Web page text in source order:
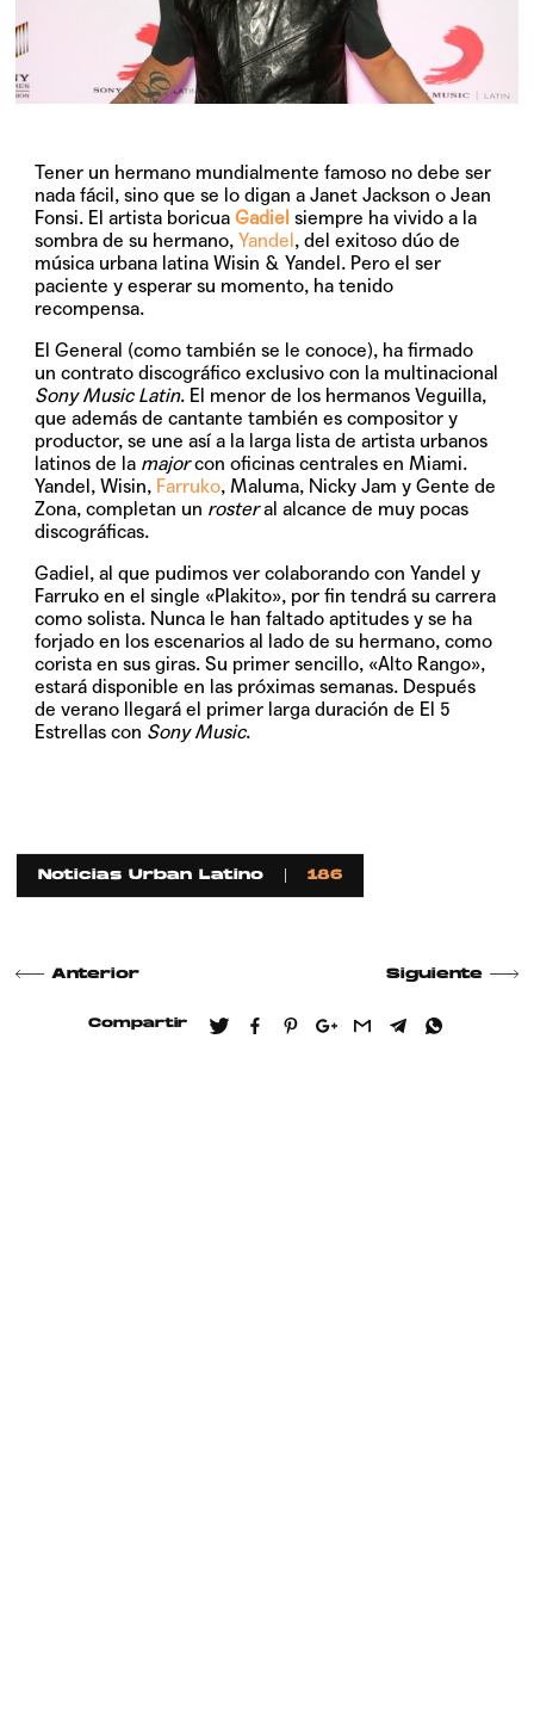
Tener un hermano mundialmente famoso no debe ser
nada fácil, sino que se lo digan a Janet Jackson o Jean
Fonsi. El artista boricuaGadiel siempre ha vivido a la
sombra de su hermano,Yandel, del exitoso dúo de
música urbana latina Wisin & Yandel. Pero el ser
paciente y esperar su momento, ha tenido
recompensa.
El General (como también se le conoce), ha firmado
un contrato discográfico exclusivo con la multinacional
Sony Music Latin. El menor de los hermanos Veguilla,
que además de cantante también es compositor y
productor, se une así a la larga lista de artista urbanos
latinos de la majorcon oficinas centrales en Miami.
Yandel, Wisin, Farruko, Maluma, Nicky Jam y Gente de
Zona, completan un rosteral alcance de muy pocas
discográficas.
Gadiel, al que pudimos ver colaborando con Yandel y
Farruko en el single «Plakito», por fin tendrá su carrera
como solista. Nunca le han faltado aptitudes y se ha
forjado en los escenarios al lado de su hermano, como
corista en sus giras. Su primer sencillo, «Alto Rango»,
estará disponible en las próximas semanas. Después
de verano llegará el primer larga duración de El 5
Estrellas con Sony Music.
Noticias Urban Latino 186
Anterior Siguiente
Compartir